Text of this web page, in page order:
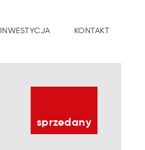
INWESTYCJA KONTAKT
sprzedany